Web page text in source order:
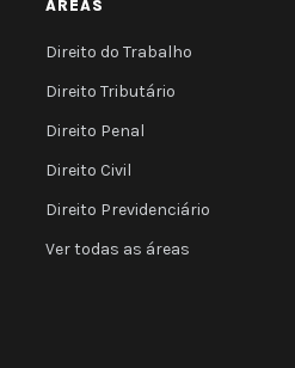
ÁREAS
Direito do Trabalho
Direito Tributário
Direito Penal
Direito Civil
Direito Previdenciário
Ver todas as áreas